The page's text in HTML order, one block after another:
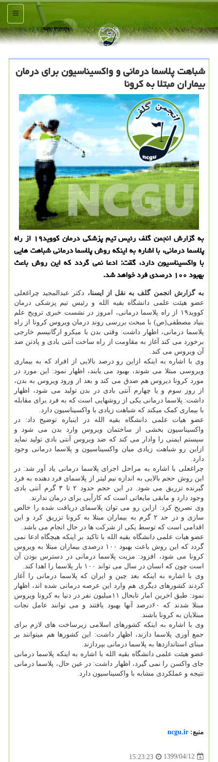
منو
شباهت پلاسما درمانی و واكسیناسیون برای درمان
بیماران مبتلا به كرونا
به گزارش انجمن گلف رئیس تیم پزشكی درمان كووید۱۹ از راه
پلاسما درمانی، با اشاره به اینكه روش پلاسما درمانی شباهت هایی
با واكسیناسیون دارد، گقت: ادعا نمی گردد كه این روش باعث
بهبود ۱۰۰ درصدی فرد خواهد شد.
به گزارش انجمن گلف به نقل از ایسنا، دکتر عبدالمجید چراغعلی
عضو هیئت علمی دانشگاه بقیه الله و رئیس تیم پزشکی درمان
کووید۱۹ از راه پلاسما درمانی، امروز در نشست خبری ترویج علم
بنیاد مصطفی(ص) با مبحث بررسی روند درمان ویروس کرونا از راه
پلاسما درمانی، اظهار داشت: وقتی بدن با میکرو ارگانیسم خارجی
برخورد می کند آغاز به مقاومت از راه ساخت آنتی بادی و پادتن ضد
آن ویروس می کند.
وی با اشاره به اینکه ازاین رو درصد بالایی از افراد که به بیماری
ویروسی مبتلا می شوند، بهبود می یابند، اظهار نمود: این مورد در
مورد کرونا دیروس هم صدق می کند و بعد از ورود ویروس به بدن،
از روز سوم و یا چهارم آنتی بادی در بدن تولید می شود، اظهار
داشت: پلاسما درمانی یکی از روشهایی است که به فرد برای مقابله
با بیماری کمک میکند که شباهت زیادی با واکسیناسیون دارد.
عضو هیات علمی دانشگاه بقیه الله در اینباره توضیح داد: در
واکسیناسیون بخشی از ساختمان ویروس وارد بدن می شود و
سیستم ایمنی را وادار می کند که ضد ویروس آنتی بادی تولید نماید
ازاین رو شباهت زیادی میان واکسیناسیون و پلاسما درمانی وجود
دارد.
چراغعلی با اشاره به مراحل اجرای پلاسما درمانی یاد آور شد: در
این روش حجم بالایی به اندازه نیم لیتر از پلاسمای فرد دهنده به فرد
گیرنده تزریق می شود. در این حجم حدود ۲ تا ۳ گرم آنتی بادی
وجود دارد و مابقی مایعاتی است که کارآیی برای درمان ندارند.
وی تصریح کرد: ازاین رو می توان پلاسمای دریافت شده را خالص
سازی و در حد ۲ گرم به بیماران مبتلا به کرونا تزریق کرد و این
اقدامی است که توسط یکی از شرکت ها در حال انجام می باشد.
عضو هیات علمی دانشگاه بقیه الله با تاکید بر اینکه هیچگاه ادعا نمی
گردد که این روش باعث بهبود ۱۰۰ درصدی بیماران مبتلا به ویروس
کرونا می شود، افزود: مزیت پلاسما درمانی در دسترس بودن آن
است چون که انسان در سال می تواند ۱۰۰ بار پلاسما را اهدا کند.
وی با اشاره به اینکه بعد چین و ایران که پلاسما درمانی را آغاز
کردند کشورهای دیگری هم وارد این عرصه درمانی شده اند، اظهار
نمود: طبق اخرین امار تابحال ۱۱میلیون نفر در دنیا به کرونا ویروس
مبتلا شدند که ۶۰درصد آنها بهبود یافتند و می توانند عامل نجات
مبتلایان به کرونا باشند.
وی با اشاره به اینکه کشورهای اسلامی زیرساخت های لازم برای
جمع آوری پلاسما دارند، اظهار داشت: این کشورها هم میتوانند بر
مبنای استانداردها به پلاسما درمانی بپردازند.
عضو هیئت علمی دانشگاه بقیه الله با اشاره به اینکه پلاسما درمانی
جای واکسن را نمی گیرد، اظهار داشت: در عین حال، پلاسما درمانی
نتیجه و عملکردی مشابه با واکسیناسیون دارد.
منبع: ncgu.ir
1399/04/12
15:23:23